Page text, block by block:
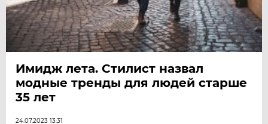
Имидж лета. Стилист назвал
модные тренды для людей старше
35 лет
24.07.2023 13:31